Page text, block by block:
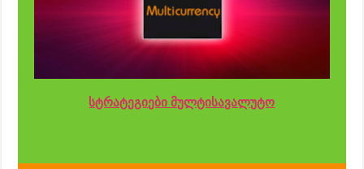
სტრატეგიები მულტისავალუტო